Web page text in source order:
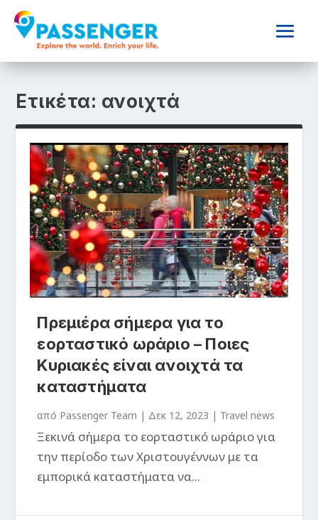
Ετικέτα: ανοιχτά
Πρεμιέρα σήμερα για το
εορταστικό ωράριο – Ποιες
Κυριακές είναι ανοιχτά τα
καταστήματα
από Passenger Team | Δεκ 12, 2023 | Travel news
Ξεκινά σήμερα το εορταστικό ωράριο για
την περίοδο των Χριστουγέννων με τα
εμπορικά καταστήματα να...